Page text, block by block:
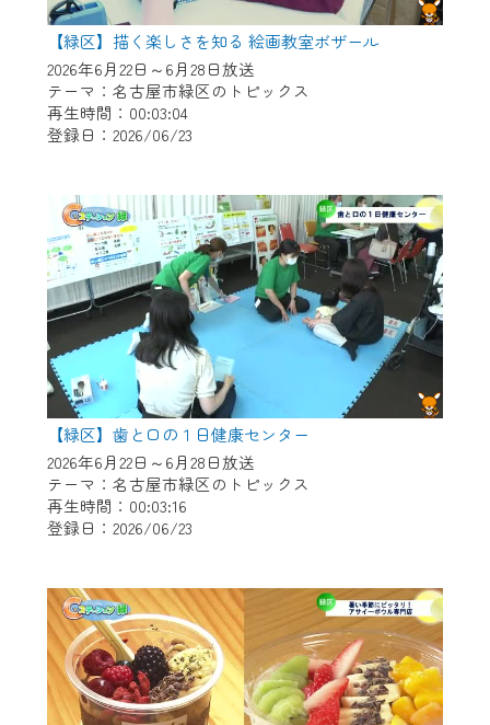
【緑区】描く楽しさを知る 絵画教室ボザール
2026年6月22日～6月28日放送
テーマ：名古屋市緑区のトピックス
再生時間：00:03:04
登録日：2026/06/23
【緑区】歯と口の１日健康センター
2026年6月22日～6月28日放送
テーマ：名古屋市緑区のトピックス
再生時間：00:03:16
登録日：2026/06/23
※マイページへのログインには、MyIDが必
要となります。
※MyIDとは、CCNet Web TVを含むCCNetの
各種サービスをご利用頂くためのIDです。
（GmailやYahooなどのフリーメールアドレ
スでも作成可能です）
※マイページへのログイン・MyIDの新規登
録はこちらから
※CCNetアプリをご利用中の方は引き続き
ご視聴いただけます。
＜メンテナンス情報＞
CCNetWebTVのリニューアルにともないメ
ンテナンス作業を予定しています。
日時 9/24 9:30～16:30
作業の間は、CCNetWebTVの画面が「メン
テナンス中」になり、ご利用いただけませ
ん。
ご不便をおかけいたしますが、ご了承の程
よろしくお願いいたします。